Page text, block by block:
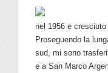
nel 1956 e
Proseguendo la
sud, mi sono
e a San Marco